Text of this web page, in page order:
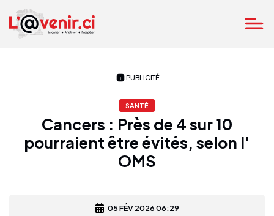
PUBLICITÉ
SANTÉ
Cancers : Près de 4 sur 10
pourraient être évités, selon l'
OMS
05 FÉV 2026 06:29